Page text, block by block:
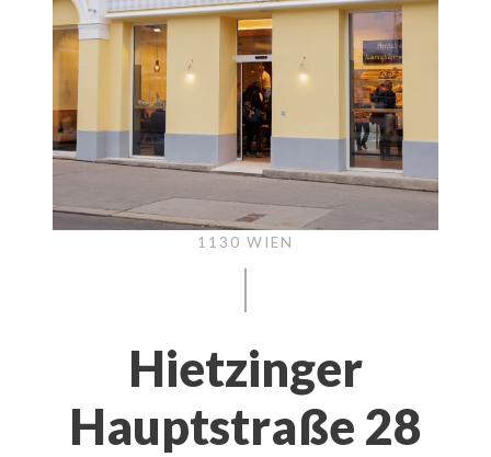
1130 WIEN
Hietzinger
Hauptstraße 28